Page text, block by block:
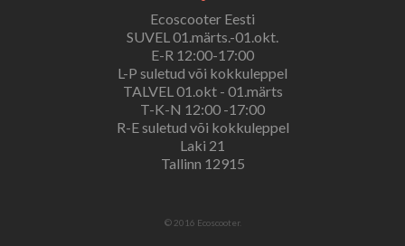
Ecoscooter Eesti
SUVEL 01.märts.-01.okt.
E-R 12:00-17:00
L-P suletud või kokkuleppel
TALVEL 01.okt - 01.märts
T-K-N 12:00 -17:00
R-E suletud või kokkuleppel
Laki 21
Tallinn 12915
© 2016 Ecoscooter.